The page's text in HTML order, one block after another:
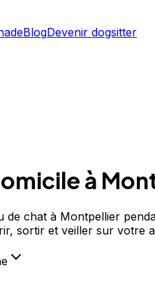
BlogDevenir dogsitter
à
chat à Montpellier
sortir et veiller sur votre